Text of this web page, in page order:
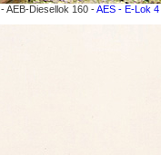
- AEB-Diesellok 160 -AES - E-Lok 4